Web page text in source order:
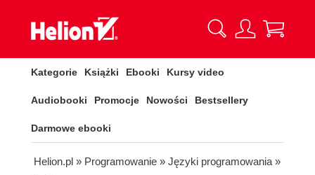
Kategorie Książki Ebooki Kursy video
Audiobooki Promocje Nowości Bestsellery
Darmowe ebooki
Helion.pl » Programowanie » Języki programowania »